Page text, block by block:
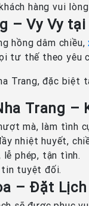
hàng vui
– Vy Vy
hồng dâm chiều,
tư thế theo yêu
Trang, đặc biệt
Trang –
mà, làm tình
nhiệt huyết,
lễ phép, tận tình.
tuyệt đối.
– Đặt